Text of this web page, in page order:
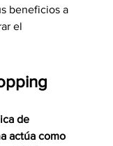
beneficios a
el
de
actúa como